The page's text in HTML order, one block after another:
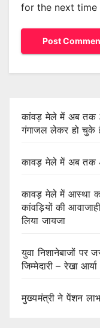
for the next time
कांवड़ मेले में अब तक
गंगाजल लेकर हो चुके
कावड़ मेले में अब तक
कावड़ मेले में आस्था
कांवड़ियों की
लिया जायजा
युवा निशानेबाजों पर
जिम्मेदारी – रेखा आर्या
मुख्यमंत्री ने पेंशन